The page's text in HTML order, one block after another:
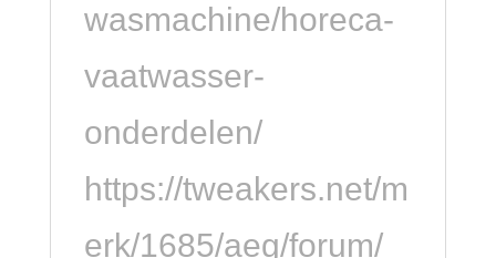
wasmachine/horeca-
vaatwasser-
onderdelen/
https://tweakers.net/m
erk/1685/aeg/forum/